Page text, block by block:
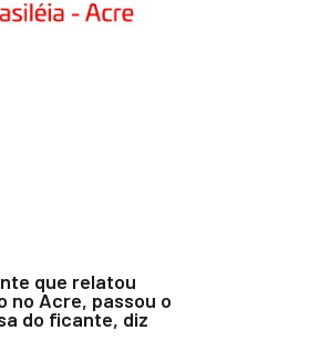
que relatou
no Acre, passou o
do ficante, diz